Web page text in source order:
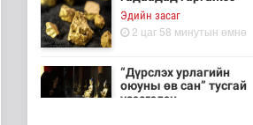
Эдийн засаг
2 цаг 58 минутын өмнө
“Дүрслэх урлагийн
оюуны өв сан” тусгай
үзэсгэлэн..